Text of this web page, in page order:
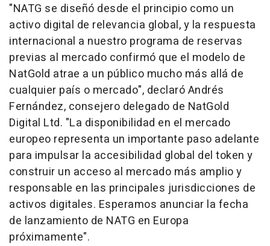
"NATG se diseñó desde el principio como un
activo digital de relevancia global, y la respuesta
internacional a nuestro programa de reservas
previas al mercado confirmó que el modelo de
NatGold atrae a un público mucho más allá de
cualquier país o mercado", declaró Andrés
Fernández, consejero delegado de NatGold
Digital Ltd. "La disponibilidad en el mercado
europeo representa un importante paso adelante
para impulsar la accesibilidad global del token y
construir un acceso al mercado más amplio y
responsable en las principales jurisdicciones de
activos digitales. Esperamos anunciar la fecha
de lanzamiento de NATG en Europa
próximamente".